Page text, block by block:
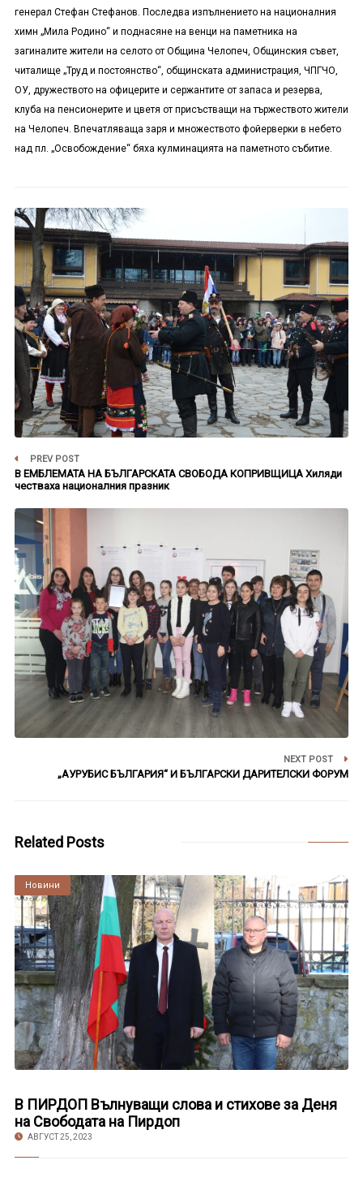
генерал Стефан Стефанов. Последва изпълнението на националния
химн „Мила Родино“ и поднасяне на венци на паметника на
загиналите жители на селото от Община Челопеч, Общинския съвет,
читалище „Труд и постоянство“, общинската администрация, ЧПГЧО,
ОУ, дружеството на офицерите и сержантите от запаса и резерва,
клуба на пенсионерите и цветя от присъстващи на тържеството жители
на Челопеч. Впечатляваща заря и множеството фойерверки в небето
над пл. „Освобождение“ бяха кулминацията на паметното събитие.
PREV POST
В ЕМБЛЕМАТА НА БЪЛГАРСКАТА СВОБОДА КОПРИВЩИЦА Хиляди
честваха националния празник
NEXT POST
„АУРУБИС БЪЛГАРИЯ“ И БЪЛГАРСКИ ДАРИТЕЛСКИ ФОРУМ
Related Posts
Култура
Новини
В ПИРДОП Вълнуващи слова и стихове за Деня
на Свободата на Пирдоп
АВГУСТ 25, 2023